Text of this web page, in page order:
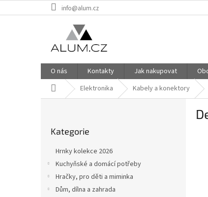
na
info@alum.cz
O nás Kontakty Jak nakupovat
Domů Elektronika Kabely a konektory
kategorie
Kategorie
Hrnky kolekce 2026
Kuchyňské a domácí potřeby
Hračky, pro děti a miminka
Dům, dílna a zahrada